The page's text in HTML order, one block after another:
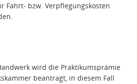
Fahrt- bzw. Verpflegungskosten
wird die Praktikumsprämie
beantragt, in diesem Fall